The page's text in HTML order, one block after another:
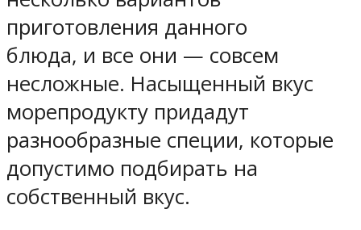
приготовления данного
блюда, и все они — совсем
несложные. Насыщенный вкус
морепродукту придадут
разнообразные специи, которые
допустимо подбирать на
собственный вкус.